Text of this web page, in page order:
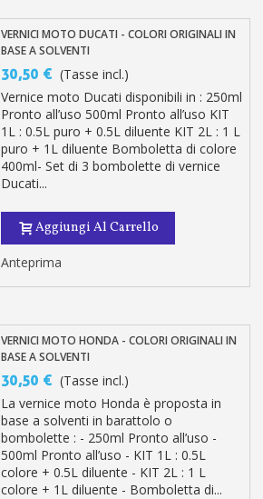
VERNICI MOTO DUCATI - COLORI ORIGINALI IN
BASE A SOLVENTI
30,50 € (Tasse incl.)
Vernice moto Ducati disponibili in : 250ml
Pronto all’uso 500ml Pronto all’uso KIT
1L : 0.5L puro + 0.5L diluente KIT 2L : 1 L
puro + 1L diluente Bomboletta di colore
400ml- Set di 3 bombolette di vernice
Ducati...
Aggiungi Al Carrello
Anteprima
VERNICI MOTO HONDA - COLORI ORIGINALI IN
BASE A SOLVENTI
30,50 € (Tasse incl.)
La vernice moto Honda è proposta in
base a solventi in barattolo o
bombolette : - 250ml Pronto all’uso -
500ml Pronto all’uso - KIT 1L : 0.5L
colore + 0.5L diluente - KIT 2L : 1 L
colore + 1L diluente - Bomboletta di...